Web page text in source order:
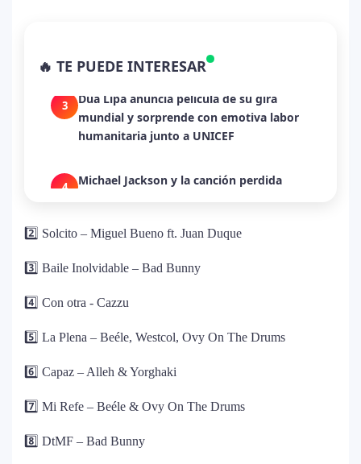
🔥 TE PUEDE INTERESAR
4
Michael Jackson y la canción perdida
sobre Palestina que vuelve a generar
debate en redes
5
Lady Gaga sorprende con “Mayhem
Requiem”: una versión oscura y
era musical
J Balvin y Ryan Castro lanzan “Omerta”: el
Snake y Eladio Carrión
Kühne? El cantante aclara su situación
estar solo”
2️⃣ Solcito – Miguel Bueno ft. Juan Duque
3️⃣ Baile Inolvidable – Bad Bunny
4️⃣ Con otra - Cazzu
5️⃣ La Plena – Beéle, Westcol, Ovy On The Drums
6️⃣ Capaz – Alleh & Yorghaki
7️⃣ Mi Refe – Beéle & Ovy On The Drums
8️⃣ DtMF – Bad Bunny